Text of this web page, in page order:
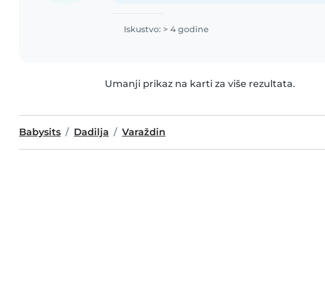
Iskustvo: > 4 godine
Umanji prikaz na karti za više rezultata.
Babysits Dadilja Varaždin